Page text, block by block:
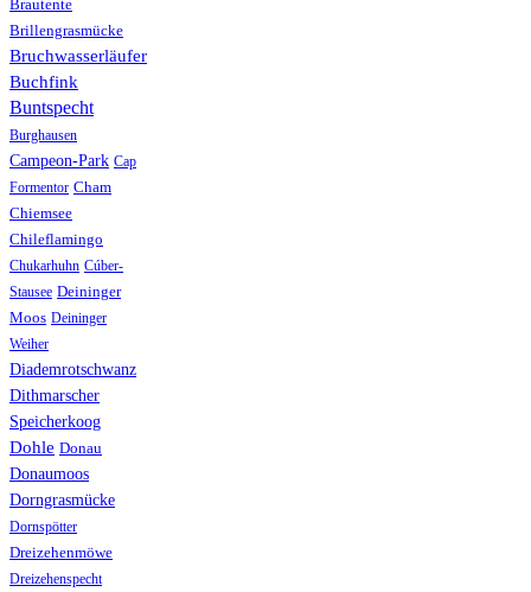
Brautente
Brillengrasmücke
Bruchwasserläufer
Buchfink
Buntspecht
Burghausen
Campeon-Park Cap
Formentor Cham
Chiemsee
Chileflamingo
Chukarhuhn Cúber-
Stausee Deininger
Moos Deininger
Weiher
Diademrotschwanz
Dithmarscher
Speicherkoog
Dohle Donau
Donaumoos
Dorngrasmücke
Dornspötter
Dreizehenmöwe
Dreizehenspecht